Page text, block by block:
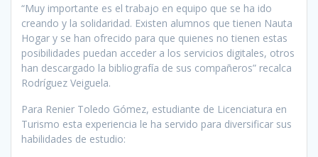
“Muy importante es el trabajo en equipo que se ha ido
creando y la solidaridad. Existen alumnos que tienen Nauta
Hogar y se han ofrecido para que quienes no tienen estas
posibilidades puedan acceder a los servicios digitales, otros
han descargado la bibliografía de sus compañeros” recalca
Rodríguez Veiguela.
Para Renier Toledo Gómez, estudiante de Licenciatura en
Turismo esta experiencia le ha servido para diversificar sus
habilidades de estudio: